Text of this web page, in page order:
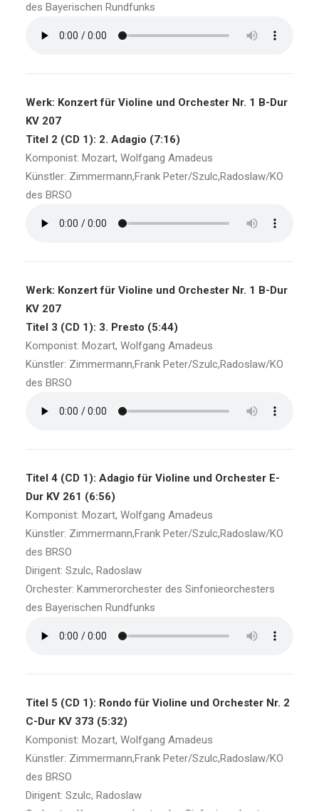
des Bayerischen Rundfunks
Werk: Konzert für Violine und Orchester Nr. 1 B-Dur
KV 207
Titel 2 (CD 1): 2. Adagio (7:16)
Komponist: Mozart, Wolfgang Amadeus
Künstler: Zimmermann,Frank Peter/Szulc,Radoslaw/KO
des BRSO
Werk: Konzert für Violine und Orchester Nr. 1 B-Dur
KV 207
Titel 3 (CD 1): 3. Presto (5:44)
Komponist: Mozart, Wolfgang Amadeus
Künstler: Zimmermann,Frank Peter/Szulc,Radoslaw/KO
des BRSO
Titel 4 (CD 1): Adagio für Violine und Orchester E-
Dur KV 261 (6:56)
Komponist: Mozart, Wolfgang Amadeus
Künstler: Zimmermann,Frank Peter/Szulc,Radoslaw/KO
des BRSO
Dirigent: Szulc, Radoslaw
Orchester: Kammerorchester des Sinfonieorchesters
des Bayerischen Rundfunks
Titel 5 (CD 1): Rondo für Violine und Orchester Nr. 2
C-Dur KV 373 (5:32)
Komponist: Mozart, Wolfgang Amadeus
Künstler: Zimmermann,Frank Peter/Szulc,Radoslaw/KO
des BRSO
Dirigent: Szulc, Radoslaw